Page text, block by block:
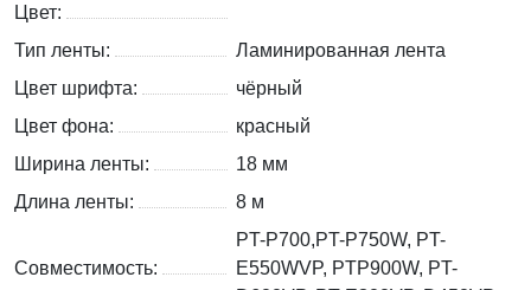
Цвет:
Тип ленты:
Ламинированная лента
Цвет шрифта:
чёрный
Цвет фона:
красный
Ширина ленты:
18 мм
Длина ленты:
8 м
Совместимость:
PT-P700,PT-P750W, PT-
E550WVP, PTP900W, PT-